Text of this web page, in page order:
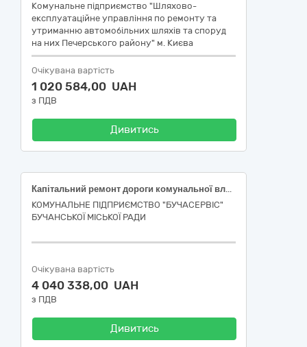
Комунальне підприємство "Шляхово-
експлуатаційне управління по ремонту та
утриманню автомобільних шляхів та споруд
на них Печерського району" м. Києва
Очікувана вартість
1 020 584,00 UAH
з ПДВ
Дивитись
Капітальний ремонт дороги комунальної власності по вул. Інститутська в м. Буча Київської області
КОМУНАЛЬНЕ ПІДПРИЄМСТВО "БУЧАСЕРВІС"
БУЧАНСЬКОЇ МІСЬКОЇ РАДИ
Очікувана вартість
4 040 338,00 UAH
з ПДВ
Дивитись